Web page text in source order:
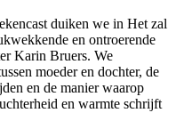
duiken we in Het zal
en ontroerende
Karin Bruers. We
moeder en dochter, de
en de manier waarop
en warmte schrijft